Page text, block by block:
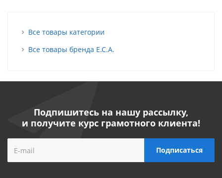
Все товары категории
Все товары бренда E.C.A.
Подпишитесь на нашу рассылку,
и получите курс грамотного клиента!